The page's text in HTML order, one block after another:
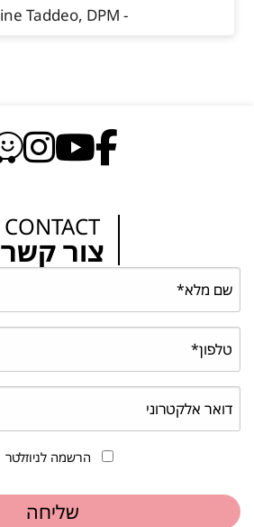
- Janine Taddeo, DPM
CONTACT
צור קשר
הרשמה לניוזלטר